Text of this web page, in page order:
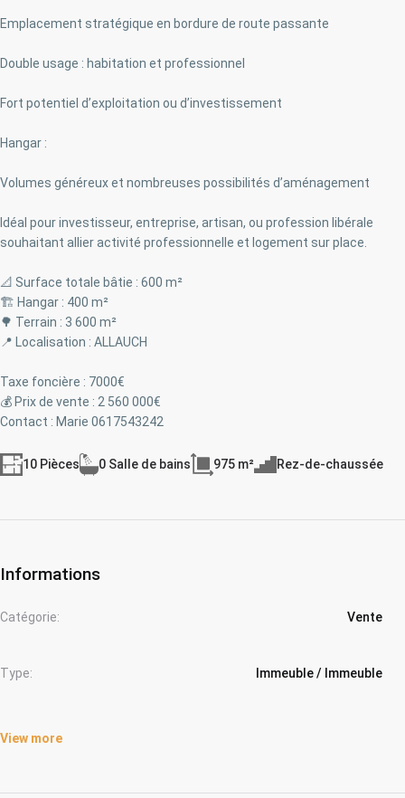
Emplacement stratégique en bordure de route passante
Double usage : habitation et professionnel
Fort potentiel d’exploitation ou d’investissement
Hangar :
Volumes généreux et nombreuses possibilités d’aménagement
Idéal pour investisseur, entreprise, artisan, ou profession libérale
souhaitant allier activité professionnelle et logement sur place.
📐 Surface totale bâtie : 600 m²
🏗️ Hangar : 400 m²
🌳 Terrain : 3 600 m²
📍 Localisation : ALLAUCH
Taxe foncière : 7000€
💰 Prix de vente : 2 560 000€
Contact : Marie 0617543242
10 Pièces 0 Salle de bains 975 m² Rez-de-chaussée
Informations
Catégorie: Vente
Type: Immeuble / Immeuble
View more